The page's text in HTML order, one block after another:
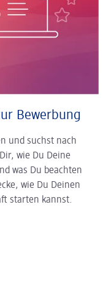
Bewerbung
und suchst nach
wie Du Deine
was Du beachten
wie Du Deinen
starten kannst.